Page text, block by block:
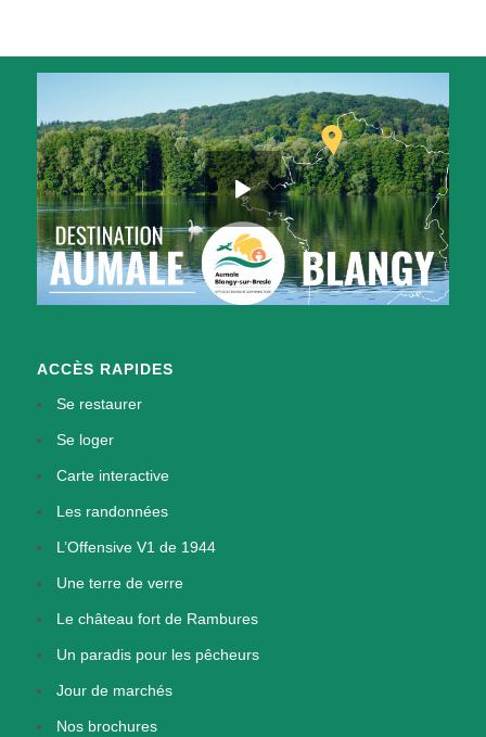
ACCÈS RAPIDES
Se restaurer
Se loger
Carte interactive
Les randonnées
L’Offensive V1 de 1944
Une terre de verre
Le château fort de Rambures
Un paradis pour les pêcheurs
Jour de marchés
Nos brochures